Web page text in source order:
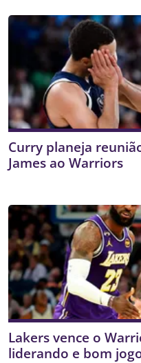
Curry planeja
James ao Warriors
Lakers vence o
liderando e bom